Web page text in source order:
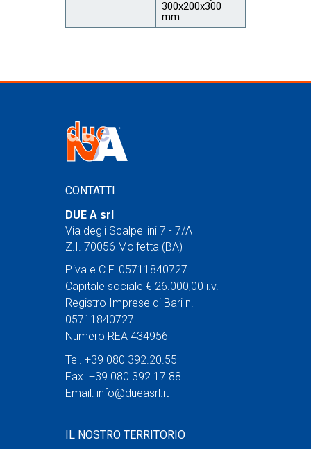
300x200x300
mm
CONTATTI
DUE A srl
Via degli Scalpellini 7 - 7/A
Z.I. 70056 Molfetta (BA)
P.iva e C.F. 05711840727
Capitale sociale € 26.000,00 i.v.
Registro Imprese di Bari n.
05711840727
Numero REA 434956
Tel. +39 080 392.20.55
Fax. +39 080 392.17.88
Email: info@dueasrl.it
IL NOSTRO TERRITORIO